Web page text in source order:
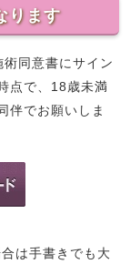
ります
同意書にサイン
点で、18歳未満
伴でお願いしま
は手書きでも大